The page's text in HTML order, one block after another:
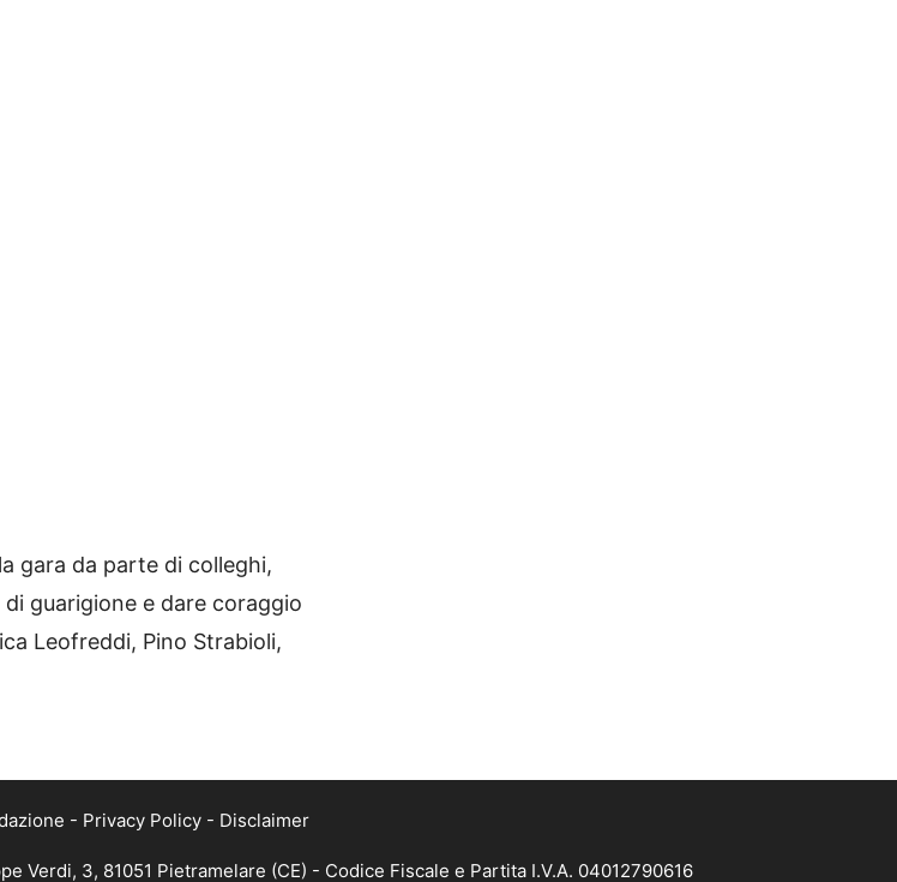
gara da parte di colleghi,
guarigione e dare coraggio
Leofreddi, Pino Strabioli,
- Privacy Policy - Disclaimer
Verdi, 3, 81051 Pietramelare (CE) - Codice Fiscale e Partita I.V.A. 04012790616